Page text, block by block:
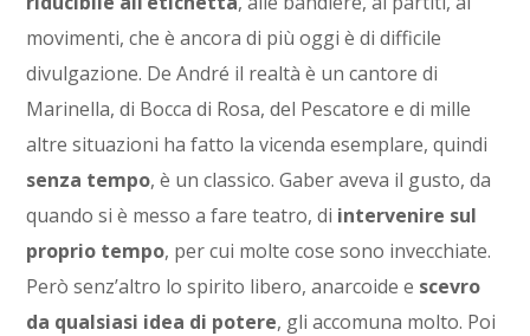
movimenti, che è ancora di più oggi è di difficile
divulgazione. De André il realtà è un cantore di
Marinella, di Bocca di Rosa, del Pescatore e di mille
altre situazioni ha fatto la vicenda esemplare, quindi
senza tempo, è un classico. Gaber aveva il gusto, da
quando si è messo a fare teatro, di intervenire sul
proprio tempo, per cui molte cose sono invecchiate.
Però senz’altro lo spirito libero, anarcoide e scevro
da qualsiasi idea di potere, gli accomuna molto. Poi